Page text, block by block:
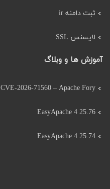
ثبت دامنه ir
لایسنس SSL
آموزش ها و وبلاگ
CVE-2026-71560 – Apache Fory باگ امنیتی در
EasyApache 4 25.76
EasyApache 4 25.74